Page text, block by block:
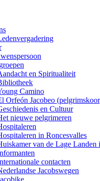
en Spiritualiteit
Camino
Orfeón Jacobeo
en Cultuur
nieuwe pelgrimeren
in Roncesvalles
van de Lage Landen
contacten
Jacobswegen